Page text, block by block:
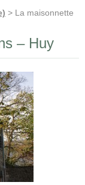
> La maisonnette
– Huy